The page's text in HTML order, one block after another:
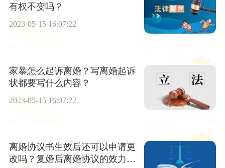
有权不变吗？
2023-05-15 16:07:22
家暴怎么起诉离婚？写离婚起诉
状都要写什么内容？
2023-05-15 16:07:22
离婚协议书生效后还可以申请更
改吗？复婚后离婚协议的效力需